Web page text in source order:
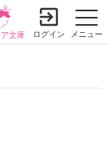
メニュー
文庫 ログイン